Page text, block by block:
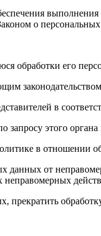
о
обработки его
в
этого
в отношении
от
неправомерных
прекратить